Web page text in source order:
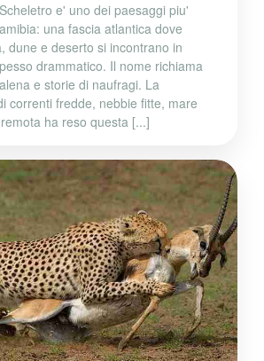
e' uno dei paesaggi piu'
una fascia atlantica dove
dune e deserto si incontrano in
drammatico. Il nome richiama
e storie di naufragi. La
correnti fredde, nebbie fitte, mare
ha reso questa [...]